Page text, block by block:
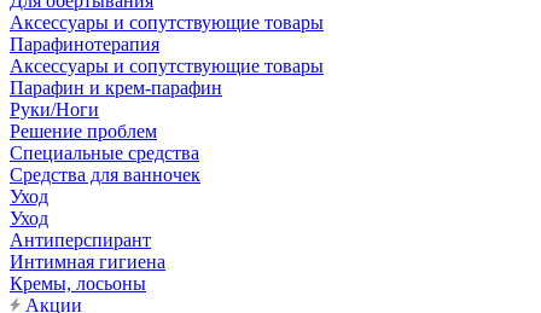
Аксессуары и сопутствующие товары
Парафинотерапия
Аксессуары и сопутствующие товары
Парафин и крем-парафин
Руки/Ноги
Решение проблем
Специальные средства
Средства для ванночек
Уход
Уход
Антиперспирант
Интимная гигиена
Кремы, лосьоны
Акции